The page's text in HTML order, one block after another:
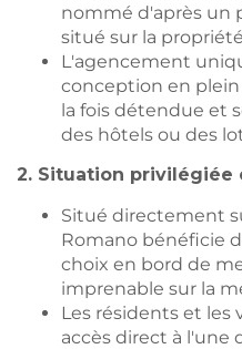
nommé d'après un
situé sur la
L'agencement
conception en
la fois détendue et
des hôtels ou des
2. Situation privilégiée
Situé directement
Romano bénéficie
choix en bord de
imprenable sur la
Les résidents et
accès direct à l'une